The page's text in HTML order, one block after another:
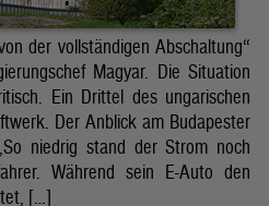
der vollständigen Abschaltung“
Magyar. Die Situation
Ein Drittel des ungarischen
Der Anblick am Budapester
niedrig stand der Strom noch
Während sein E-Auto den
[…]